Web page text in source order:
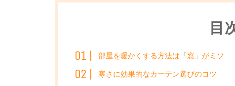
目
部屋を暖かくする方法は「窓」がミソ
寒さに効果的なカーテン選びのコツ